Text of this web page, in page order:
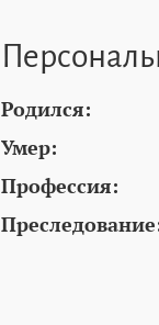
Родился:
Умер:
Профессия: